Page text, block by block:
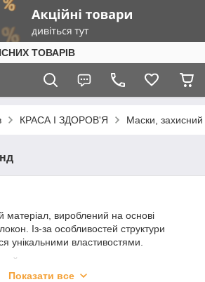
ТОВАРІВ
КРАСА І ЗДОРОВ'Я Маски, захисний
вироблений на основі
Із-за особливостей структури
унікальними властивостями.
широке застосування у
засобів (жіночих прокладок, дитячих
Показати все